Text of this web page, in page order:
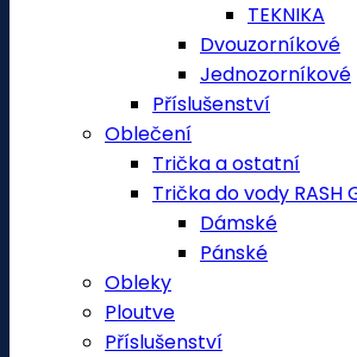
TEKNIKA
Dvouzorníkové
Jednozorníkové
Příslušenství
Oblečení
Trička a ostatní
Trička do vody RASH
Dámské
Pánské
Obleky
Ploutve
Příslušenství